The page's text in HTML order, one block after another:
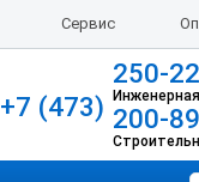
Сервис
+7 (473)
250-
200-